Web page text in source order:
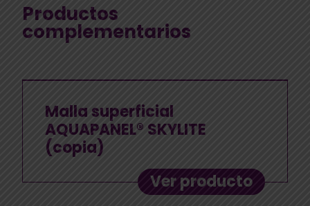
Productos
complementarios
Malla superficial
AQUAPANEL® SKYLITE
(copia)
Ver producto